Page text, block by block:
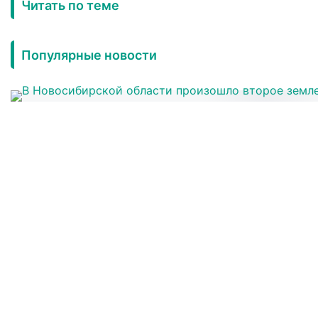
Читать по теме
Популярные новости